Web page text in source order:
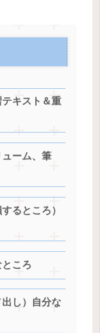
キスト＆重
ューム、筆
るところ）
ところ
出し）自分な